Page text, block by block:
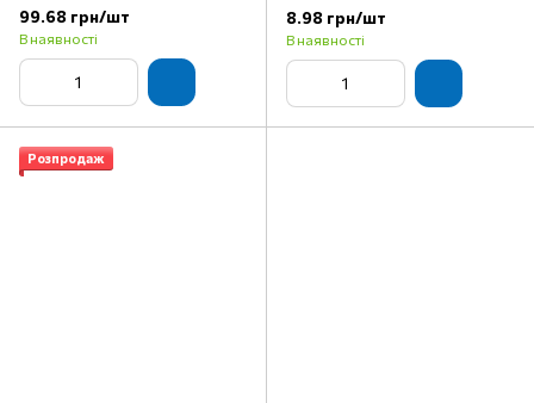
99.68 грн/шт
В наявності
8.98 грн/шт
В наявності
Розпродаж